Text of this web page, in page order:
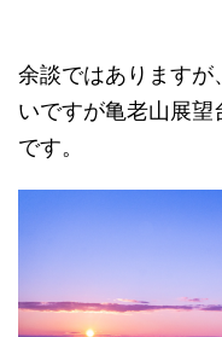
余談ではありますが
いですが亀老山展
です。